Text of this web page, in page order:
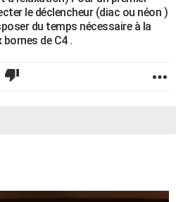
le déclencheur (diac ou néon )
du temps nécessaire à la
de C4 .